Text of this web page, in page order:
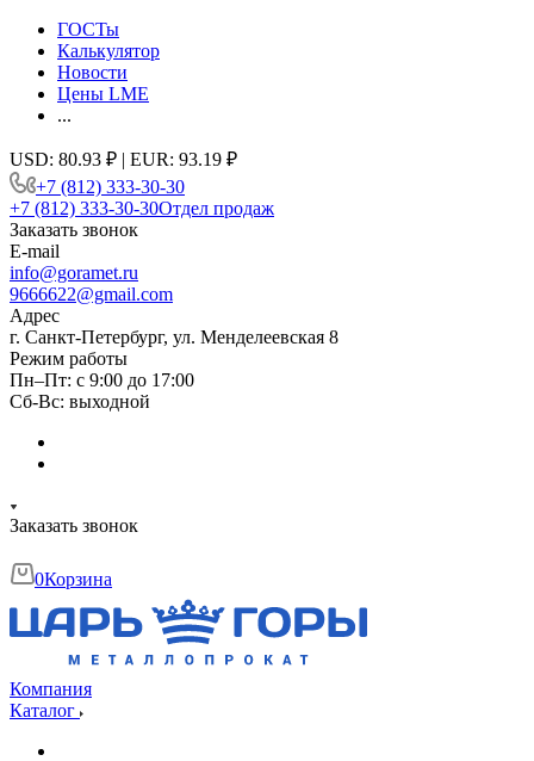
ГОСТы
Калькулятор
Новости
Цены LME
...
USD: 80.93 ₽ | EUR: 93.19 ₽
+7 (812) 333-30-30
+7 (812) 333-30-30Отдел продаж
Заказать звонок
E-mail
info@goramet.ru
9666622@gmail.com
Адрес
г. Санкт-Петербург, ул. Менделеевская 8
Режим работы
Пн–Пт: с 9:00 до 17:00
Сб-Вс: выходной
Заказать звонок
0Корзина
Компания
Каталог